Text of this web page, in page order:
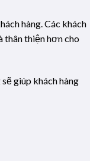
hàng. Các khách
thân thiện hơn cho
giúp khách hàng